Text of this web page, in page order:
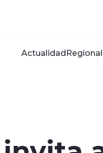
Actualidad